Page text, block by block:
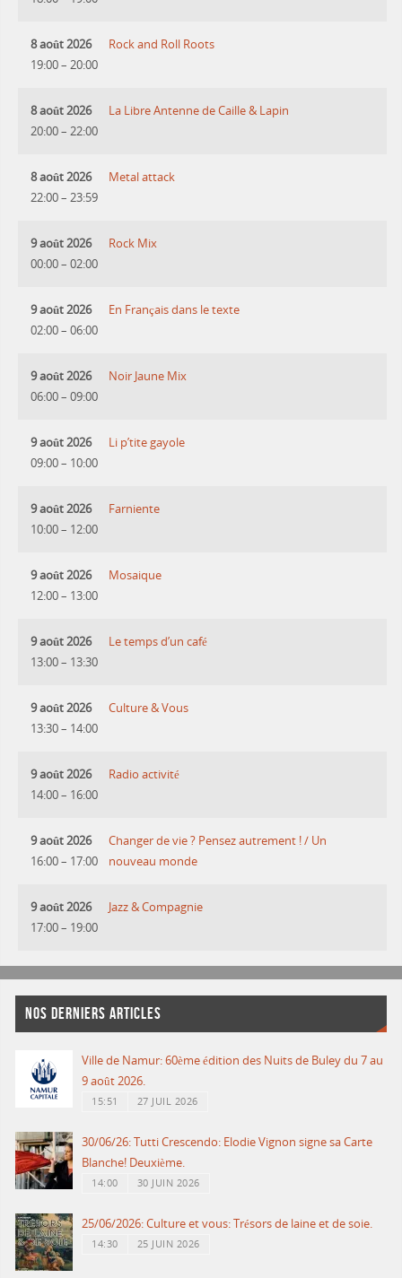
8 août 2026
19:00– 20:00
Rock and Roll Roots
8 août 2026
20:00– 22:00
La Libre Antenne de Caille & Lapin
8 août 2026
22:00– 23:59
Metal attack
9 août 2026
00:00– 02:00
Rock Mix
9 août 2026
02:00– 06:00
En Français dans le texte
9 août 2026
06:00– 09:00
Noir Jaune Mix
9 août 2026
09:00– 10:00
Li p’tite gayole
9 août 2026
10:00– 12:00
Farniente
9 août 2026
12:00– 13:00
Mosaique
9 août 2026
13:00– 13:30
Le temps d’un café
9 août 2026
13:30– 14:00
Culture & Vous
9 août 2026
14:00– 16:00
Radio activité
9 août 2026
16:00– 17:00
Changer de vie ? Pensez autrement ! / Un
nouveau monde
9 août 2026
17:00– 19:00
Jazz & Compagnie
NOS DERNIERS ARTICLES
Ville de Namur: 60ème édition des Nuits de Buley du 7 au
9 août 2026.
15:51 27 JUIL 2026
30/06/26: Tutti Crescendo: Elodie Vignon signe sa Carte
Blanche! Deuxième.
14:00 30 JUIN 2026
25/06/2026: Culture et vous: Trésors de laine et de soie.
14:30 25 JUIN 2026